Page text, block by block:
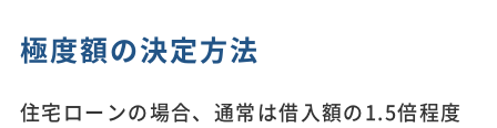
極度額の決定方法
住宅ローンの場合、通常は借入額の1.5倍程度